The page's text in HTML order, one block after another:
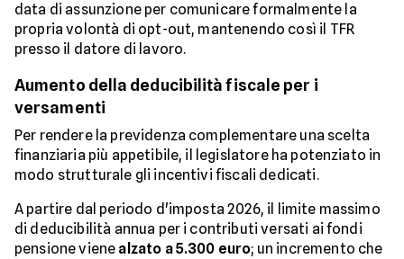
data di assunzione per comunicare formalmente la
propria volontà di opt-out, mantenendo così il TFR
presso il datore di lavoro.
Aumento della deducibilità fiscale per i
versamenti
Per rendere la previdenza complementare una scelta
finanziaria più appetibile, il legislatore ha potenziato in
modo strutturale gli incentivi fiscali dedicati.
A partire dal periodo d'imposta 2026, il limite massimo
di deducibilità annua per i contributi versati ai fondi
pensione viene alzato a 5.300 euro; un incremento che